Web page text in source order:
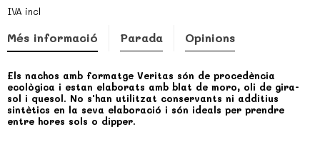
IVA incl
Més informació Parada Opinions
Els nachos amb formatge Veritas són de procedència
ecològica i estan elaborats amb blat de moro, oli de gira-
sol i quesol. No s'han utilitzat conservants ni additius
sintètics en la seva elaboració i són ideals per prendre
entre hores sols o dipper.